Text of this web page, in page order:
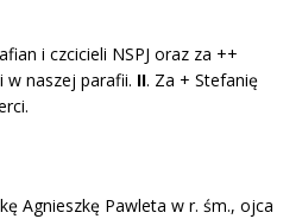
i czcicieli NSPJ oraz za ++
w naszej parafii. II. Za + Stefanię
Agnieszkę Pawleta w r. śm., ojca